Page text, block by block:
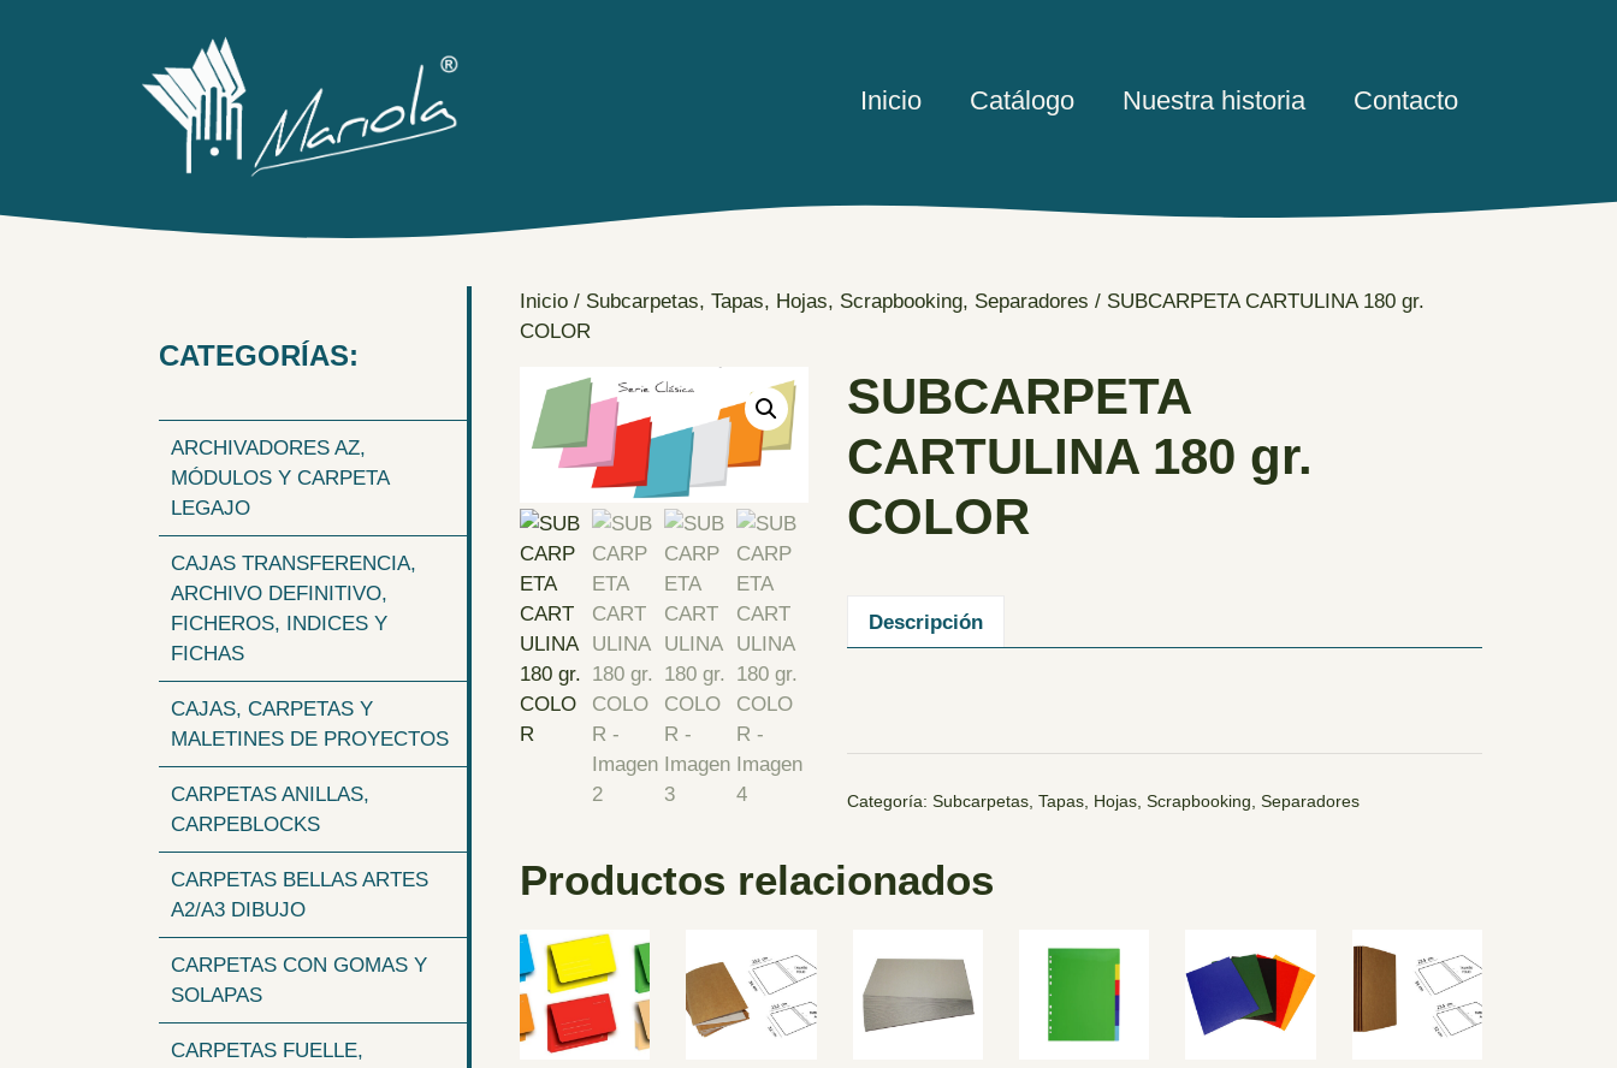
Inicio Catálogo Nuestra historia Contacto
Inicio / Subcarpetas, Tapas, Hojas, Scrapbooking, Separadores / SUBCARPETA CARTULINA 180 gr.
COLOR
SUBCARPETA
CARTULINA 180 gr.
COLOR
Descripción
Categoría: Subcarpetas, Tapas, Hojas, Scrapbooking, Separadores
Productos relacionados
CATEGORÍAS:
ARCHIVADORES AZ,
MÓDULOS Y CARPETA
LEGAJO
CAJAS TRANSFERENCIA,
ARCHIVO DEFINITIVO,
FICHEROS, INDICES Y
FICHAS
CAJAS, CARPETAS Y
MALETINES DE PROYECTOS
CARPETAS ANILLAS,
CARPEBLOCKS
CARPETAS BELLAS ARTES
A2/A3 DIBUJO
CARPETAS CON GOMAS Y
SOLAPAS
CARPETAS FUELLE,